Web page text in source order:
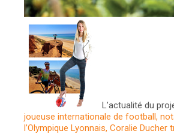
L’actualité du
joueuse internationale de football,
l’Olympique Lyonnais, Coralie Ducher